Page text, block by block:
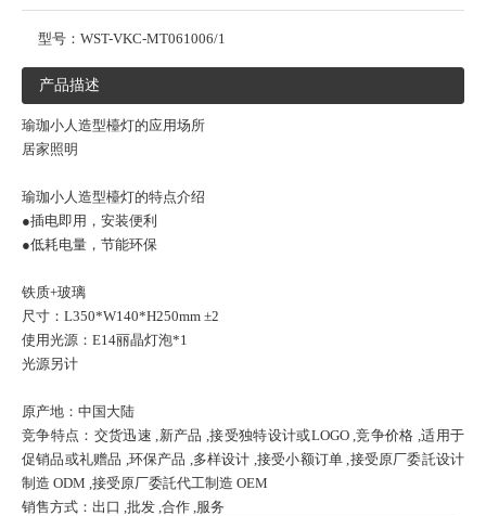
型号： WST-VKC-MT061006/1
产品描述
瑜珈小人造型檯灯的应用场所
居家照明
瑜珈小人造型檯灯的特点介绍
●插电即用，安装便利
●低耗电量，节能环保
铁质+玻璃
尺寸：L350*W140*H250mm ±2
使用光源：E14丽晶灯泡*1
光源另计
原产地：中国大陆
竞争特点：交货迅速 ,新产品 ,接受独特设计或LOGO ,竞争价格 ,适用于
促销品或礼赠品 ,环保产品 ,多样设计 ,接受小额订单 ,接受原厂委託设计
制造 ODM ,接受原厂委託代工制造 OEM
销售方式：出口 ,批发 ,合作 ,服务